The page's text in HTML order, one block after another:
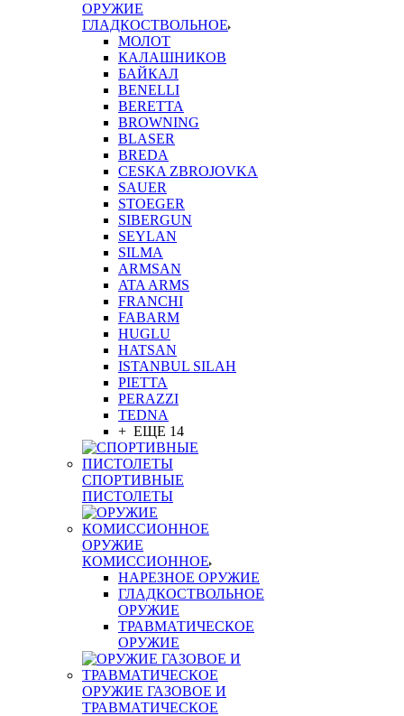
ОРУЖИЕ
ГЛАДКОСТВОЛЬНОЕ
МОЛОТ
КАЛАШНИКОВ
БАЙКАЛ
BENELLI
BERETTA
BROWNING
BLASER
BREDA
CESKA ZBROJOVKA
SAUER
STOEGER
SIBERGUN
SEYLAN
SILMA
ARMSAN
ATA ARMS
FRANCHI
FABARM
HUGLU
HATSAN
ISTANBUL SILAH
PIETTA
PERAZZI
TEDNA
+ ЕЩЕ 14
СПОРТИВНЫЕ
ПИСТОЛЕТЫ
ОРУЖИЕ
КОМИССИОННОЕ
НАРЕЗНОЕ ОРУЖИЕ
ГЛАДКОСТВОЛЬНОЕ
ОРУЖИЕ
ТРАВМАТИЧЕСКОЕ
ОРУЖИЕ
ОРУЖИЕ ГАЗОВОЕ И
ТРАВМАТИЧЕСКОЕ